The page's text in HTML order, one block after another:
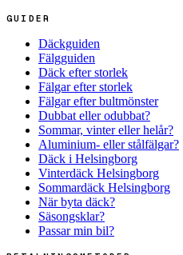
GUIDER
Däckguiden
Fälgguiden
Däck efter storlek
Fälgar efter storlek
Fälgar efter bultmönster
Dubbat eller odubbat?
Sommar, vinter eller helår?
Aluminium- eller stålfälgar?
Däck i Helsingborg
Vinterdäck Helsingborg
Sommardäck Helsingborg
När byta däck?
Säsongsklar?
Passar min bil?